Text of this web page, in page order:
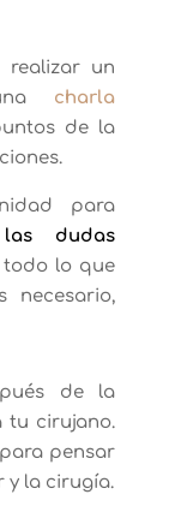
realizar un
charla
de la
para
dudas
lo que
necesario,
de la
tu cirujano.
pensar
y la cirugía.